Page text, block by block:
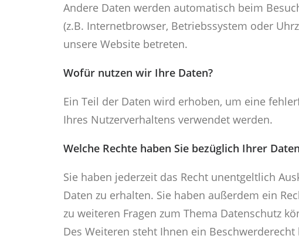
Andere Daten werden automatisch beim
(z.B. Internetbrowser, Betriebssystem oder
unsere Website betreten.
Wofür nutzen wir Ihre Daten?
Ein Teil der Daten wird erhoben, um eine
Ihres Nutzerverhaltens verwendet werden.
Welche Rechte haben Sie bezüglich Ihrer
Sie haben jederzeit das Recht unentgeltlich
Daten zu erhalten. Sie haben außerdem ein
zu weiteren Fragen zum Thema Datenschutz
Des Weiteren steht Ihnen ein